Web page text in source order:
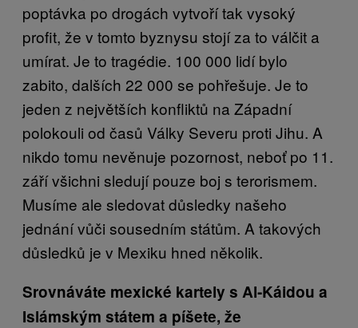
poptávka po drogách vytvoří tak vysoký
profit, že v tomto byznysu stojí za to válčit a
umírat. Je to tragédie. 100 000 lidí bylo
zabito, dalších 22 000 se pohřešuje. Je to
jeden z největších konfliktů na Západní
polokouli od časů Války Severu proti Jihu. A
nikdo tomu nevěnuje pozornost, neboť po 11.
září všichni sledují pouze boj s terorismem.
Musíme ale sledovat důsledky našeho
jednání vůči sousedním státům. A takových
důsledků je v Mexiku hned několik.
Srovnáváte mexické kartely s Al-Káidou a
Islámským státem a píšete, že